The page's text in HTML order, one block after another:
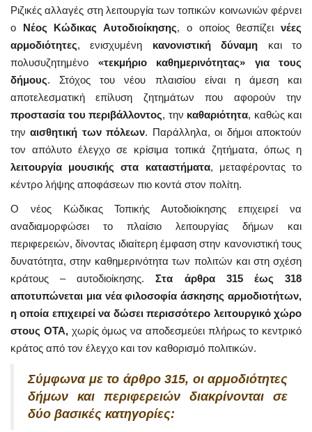
Ριζικές αλλαγές στη λειτουργία των τοπικών κοινωνιών φέρνει
ο Νέος Κώδικας Αυτοδιοίκησης, ο οποίος θεσπίζεινέες
αρμοδιότητες, ενισχυμένη κανονιστική δύναμη και το
πολυσυζητημένο «τεκμήριο καθημερινότητας» για τους
δήμους. Στόχος του νέου πλαισίου είναι η άμεση και
αποτελεσματική επίλυση ζητημάτων που αφορούν την
προστασία του περιβάλλοντος, την καθαριότητα, καθώς και
τηναισθητική των πόλεων. Παράλληλα, οι δήμοι αποκτούν
τον απόλυτο έλεγχο σε κρίσιμα τοπικά ζητήματα, όπως η
λειτουργία μουσικής στα καταστήματα, μεταφέροντας το
κέντρο λήψης αποφάσεων πιο κοντά στον πολίτη.
Ο νέος Κώδικας Τοπικής Αυτοδιοίκησης επιχειρεί να
αναδιαμορφώσει το πλαίσιο λειτουργίας δήμων και
περιφερειών, δίνοντας ιδιαίτερη έμφαση στην κανονιστική τους
δυνατότητα, στην καθημερινότητα των πολιτών και στη σχέση
κράτους – αυτοδιοίκησης.Στα άρθρα 315 έως 318
αποτυπώνεται μια νέα φιλοσοφία άσκησης αρμοδιοτήτων,
η οποία επιχειρεί να δώσει περισσότερο λειτουργικό χώρο
στους ΟΤΑ, χωρίς όμως να αποδεσμεύει πλήρως το κεντρικό
κράτος από τον έλεγχο και τον καθορισμό πολιτικών.
Σύμφωνα με το άρθρο 315, οι αρμοδιότητες
δήμων και περιφερειών διακρίνονται σε
δύο βασικές κατηγορίες: